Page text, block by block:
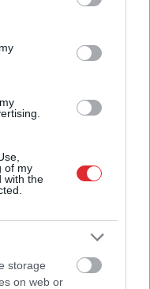
its third-party tags to
in below Google
of my
with the
storage
on web or
pamanīti
Ziņot